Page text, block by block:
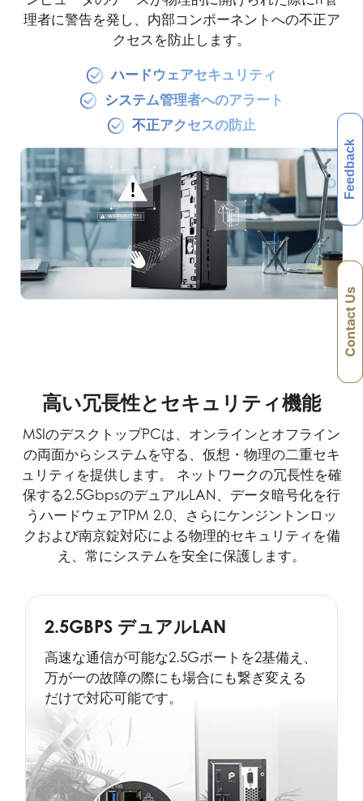
理者に警告を発し、内部コンポーネントへの不正ア
クセスを防止します。
ハードウェアセキュリティ
システム管理者へのアラート
不正アクセスの防止
高い冗長性とセキュリティ機能
MSIのデスクトップPCは、オンラインとオフライン
の両面からシステムを守る、仮想・物理の二重セキ
ュリティを提供します。 ネットワークの冗長性を確
保する2.5GbpsのデュアルLAN、データ暗号化を行
うハードウェアTPM 2.0、さらにケンジントンロッ
クおよび南京錠対応による物理的セキュリティを備
え、常にシステムを安全に保護します。
2.5GBPS デュアルLAN
高速な通信が可能な2.5Gポートを2基備え、
万が一の故障の際にも場合にも繋ぎ変える
だけで対応可能です。
Feedback
Contact Us
Feedback
Contact Us